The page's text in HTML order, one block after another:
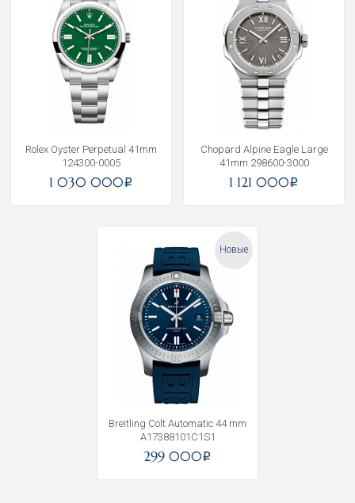
Rolex Oyster Perpetual 41mm
124300-0005
1 030 000i
Chopard Alpine Eagle Large
41mm 298600-3000
1 121 000i
Новые
Breitling Colt Automatic 44 mm
A17388101C1S1
299 000i
Получать на почту